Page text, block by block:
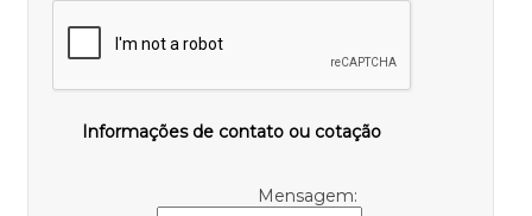
Informações de contato ou cotação
Mensagem: